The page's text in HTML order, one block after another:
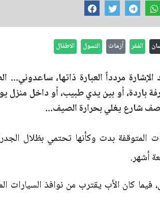
الفقر أزمات التسول الاطفال
مردداً العبارة ذاتها،
باردة، أو بين يدي طبيب، أو داخل منزل
شارع يغلي بحرارة الصيف...
المتوقفة بدت وكأنها تحتمي بظلال
أشهر.
كان الأب يقترب من نوافذ السيارات